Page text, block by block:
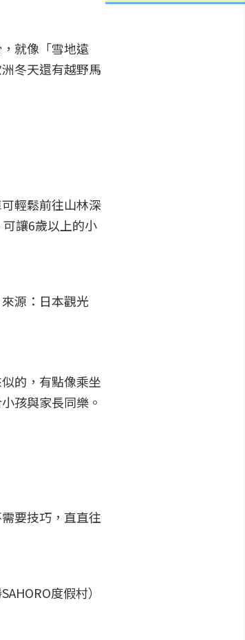
就像「雪地遠
冬天還有越野馬
輕鬆前往山林深
讓6歲以上的小
源：日本觀光
的，有點像乘坐
孩與家長同樂。
要技巧，直直往
度假村）